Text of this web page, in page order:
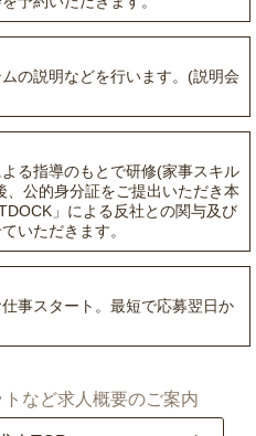
の説明などを行います。(説明会
る指導のもとで研修(家事スキル
、公的身分証をご提出いただき本
」による反社との関与及び
いただきます。
事スタート。最短で応募翌日か
など求人概要のご案内